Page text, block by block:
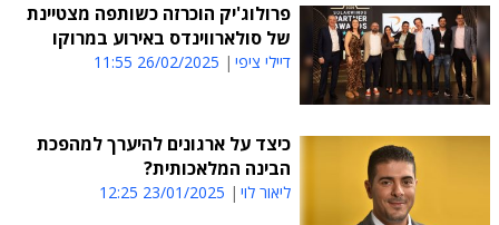
פרולוג'יק הוכרזה כשותפה מצטיינת
של סולארווינדס באירוע במרוקו
דיילי ציפי 26/02/2025 11:55
כיצד על ארגונים להיערך למהפכת
הבינה המלאכותית?
ליאור לוי 23/01/2025 12:25